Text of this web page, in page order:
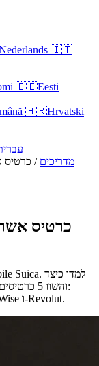
🇮🇹
🇪🇪Eesti
🇭🇷Hrvatski
מדריכים / כרטיס
כרטיס
Rakuten Card, Epos Card, GTN EPOS Card, Wise ו-Revolut.